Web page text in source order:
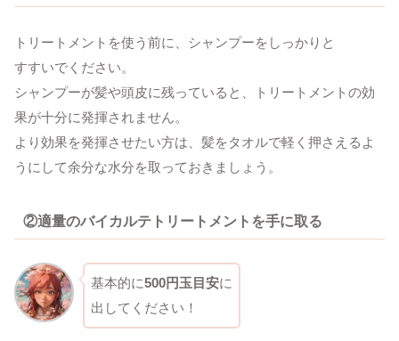
トリートメントを使う前に、シャンプーをしっかりと
すすいでください。
シャンプーが髪や頭皮に残っていると、トリートメントの効
果が十分に発揮されません。
より効果を発揮させたい方は、髪をタオルで軽く押さえるよ
うにして余分な水分を取っておきましょう。
②適量のバイカルテトリートメントを手に取る
基本的に500円玉目安に
出してください！